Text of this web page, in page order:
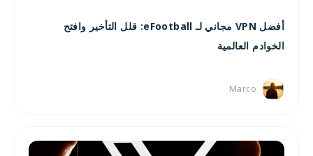
أفضل VPN مجاني لـ eFootball: قلل التأخير وافتح
الخوادم العالمية
Marco